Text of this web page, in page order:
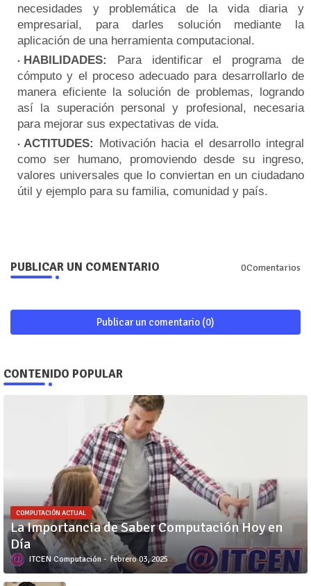
necesidades y problemática de la vida diaria y
empresarial, para darles solución mediante la
aplicación de una herramienta computacional.
HABILIDADES: Para identificar el programa de
cómputo y el proceso adecuado para desarrollarlo de
manera eficiente la solución de problemas, logrando
así la superación personal y profesional, necesaria
para mejorar sus expectativas de vida.
ACTITUDES: Motivación hacia el desarrollo integral
como ser humano, promoviendo desde su ingreso,
valores universales que lo conviertan en un ciudadano
útil y ejemplo para su familia, comunidad y país.
PUBLICAR UN COMENTARIO 0Comentarios
Publicar un comentario (0)
CONTENIDO POPULAR
COMPUTACIÓN ACTUAL
La Importancia de Saber Computación Hoy en
Día
ITCEN Computación febrero 03, 2025